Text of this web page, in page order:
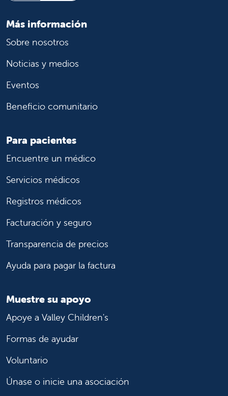
Más información
Sobre nosotros
Noticias y medios
Eventos
Beneficio comunitario
Para pacientes
Encuentre un médico
Servicios médicos
Registros médicos
Facturación y seguro
Transparencia de precios
Ayuda para pagar la factura
Muestre su apoyo
Apoye a Valley Children's
Formas de ayudar
Voluntario
Únase o inicie una asociación